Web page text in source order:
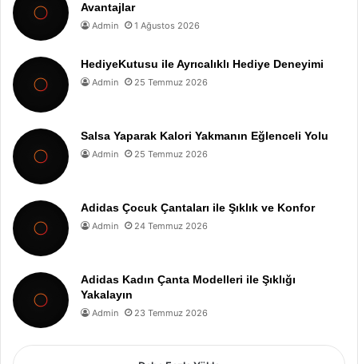
Avantajlar
Admin 1 Ağustos 2026
HediyeKutusu ile Ayrıcalıklı Hediye Deneyimi
Admin 25 Temmuz 2026
Salsa Yaparak Kalori Yakmanın Eğlenceli Yolu
Admin 25 Temmuz 2026
Adidas Çocuk Çantaları ile Şıklık ve Konfor
Admin 24 Temmuz 2026
Adidas Kadın Çanta Modelleri ile Şıklığı
Yakalayın
Admin 23 Temmuz 2026